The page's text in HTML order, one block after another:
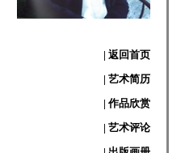
| 返回首页
| 艺术简历
| 作品欣赏
| 艺术评论